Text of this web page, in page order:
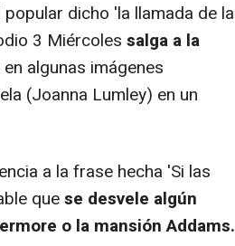
dicho 'la llamada de la
3 Miércoles salga a la
algunas imágenes
(Joanna Lumley) en un
a la frase hecha 'Si las
quese desvele algún
o la mansión Addams.